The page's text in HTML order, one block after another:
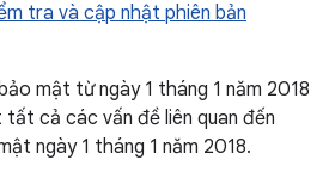
tra và cập nhật phiên bản
mật từ ngày 1 tháng 1 năm 2018
tất cả các vấn đề liên quan đến
ngày 1 tháng 1 năm 2018.